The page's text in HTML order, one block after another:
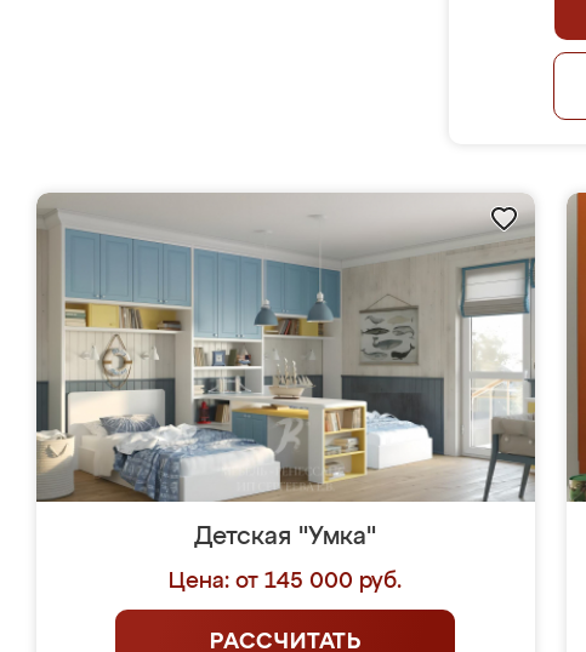
Детская "Умка"
Цена: от 145 000 руб.
РАССЧИТАТЬ